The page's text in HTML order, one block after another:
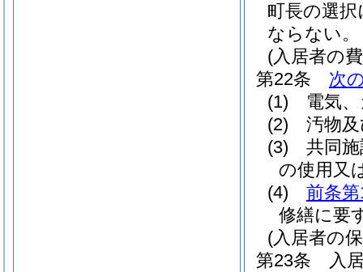
町長の選
ならない。
(入居者の
第22条
次
(1)
電気
(2)
汚物
(3)
共同
の使用又
(4)
前条
修繕に要
(入居者の
第23条
入